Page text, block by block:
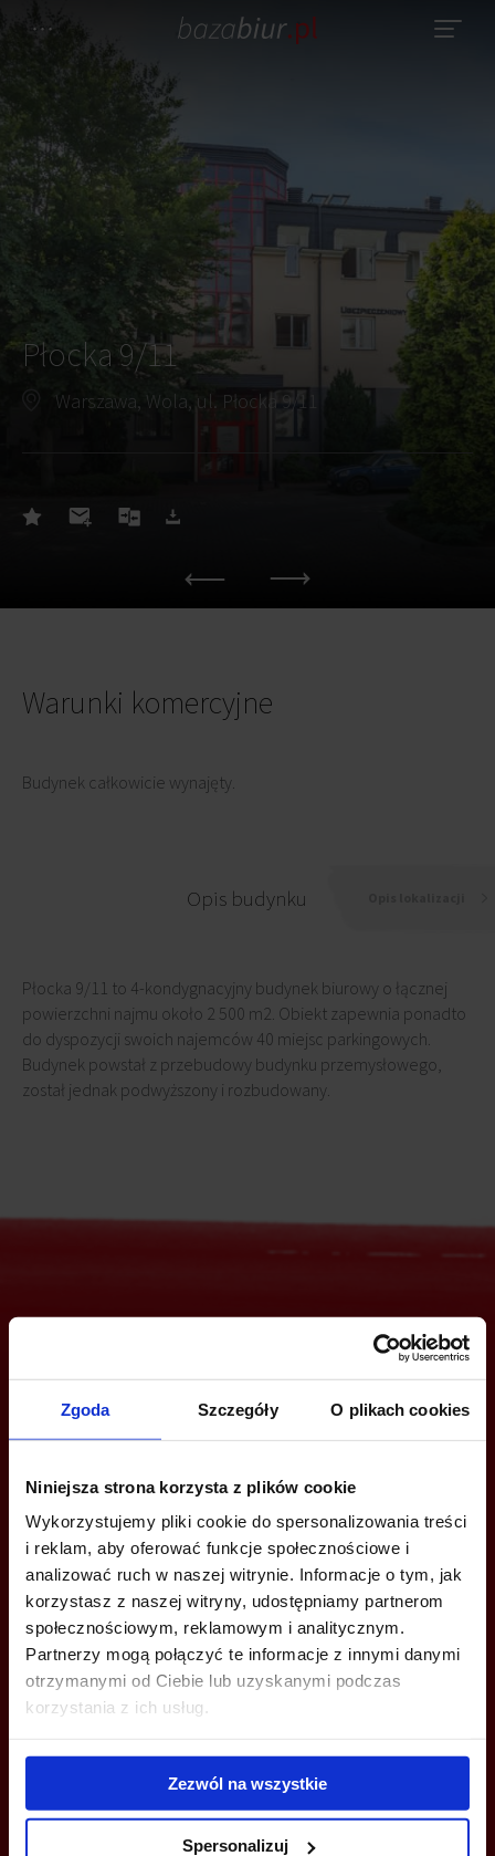
Zgoda Szczegóły O plikach cookies
Niniejsza strona korzysta z plików cookie
Wykorzystujemy pliki cookie do spersonalizowania treści
i reklam, aby oferować funkcje społecznościowe i
analizować ruch w naszej witrynie. Informacje o tym, jak
korzystasz z naszej witryny, udostępniamy partnerom
społecznościowym, reklamowym i analitycznym.
Partnerzy mogą połączyć te informacje z innymi danymi
otrzymanymi od Ciebie lub uzyskanymi podczas
korzystania z ich usług.
Zezwól na wszystkie
Spersonalizuj
Płocka 9/11
Warszawa, Wola, ul. Płocka 9/11
Warunki komercyjne
Budynek całkowicie wynajęty.
Opis budynku
Płocka 9/11 to 4-kondygnacyjny budynek biurowy o łącznej
powierzchni najmu około 2 500 m2. Obiekt zapewnia ponadto
do dyspozycji swoich najemców 40 miejsc parkingowych.
Budynek powstał z przebudowy budynku przemysłowego,
został jednak podwyższony i rozbudowany.
Jesteś zainteresowany tą ofertą?
ZADZWOŃ I DOWIEDZ SIĘ WIĘCEJ
+48 22 167 04 00
info@bazabiur.pl
MOŻESZ TEŻ ZOSTAWIĆ SWÓJ NUMER, A MY SKONTAKTUJEMY SIĘ
Z TOBĄ